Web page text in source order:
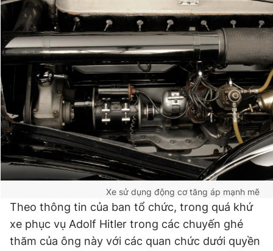
Xe sử dụng động cơ tăng áp mạnh mẽ
Theo thông tin của ban tổ chức, trong quá khứ
xe phục vụ Adolf Hitler trong các chuyến ghé
thăm của ông này với các quan chức dưới quyền